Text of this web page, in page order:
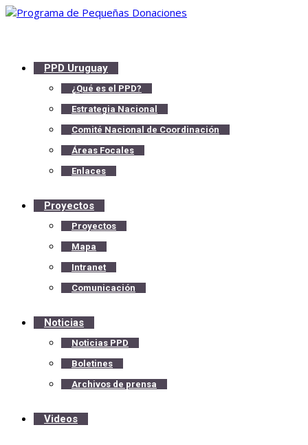
PPD Uruguay
¿Qué es el PPD?
Estrategia Nacional
Comité Nacional de Coordinación
Áreas Focales
Enlaces
Proyectos
Proyectos
Mapa
Intranet
Comunicación
Noticias
Noticias PPD
Boletines
Archivos de prensa
Videos